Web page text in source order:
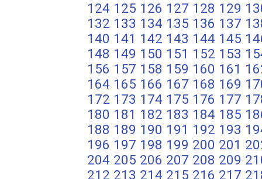
124 125 126 127 128 129
132 133 134 135 136 137
140 141 142 143 144 145
148 149 150 151 152 153
156 157 158 159 160 161
164 165 166 167 168 169
172 173 174 175 176 177
180 181 182 183 184 185
188 189 190 191 192 193
196 197 198 199 200 201
204 205 206 207 208 209
212 213 214 215 216 217